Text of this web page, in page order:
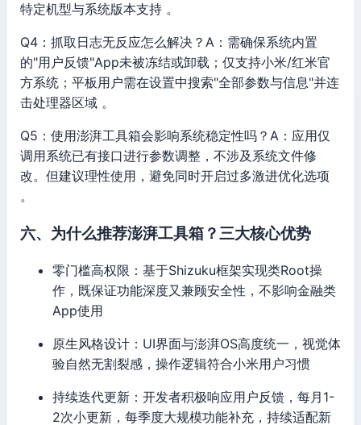
特定机型与系统版本支持 。
Q4：抓取日志无反应怎么解决？A：需确保系统内置
的"用户反馈"App未被冻结或卸载；仅支持小米/红米官
方系统；平板用户需在设置中搜索"全部参数与信息"并连
击处理器区域 。
Q5：使用澎湃工具箱会影响系统稳定性吗？A：应用仅
调用系统已有接口进行参数调整，不涉及系统文件修
改。但建议理性使用，避免同时开启过多激进优化选项
。
六、为什么推荐澎湃工具箱？三大核心优势
零门槛高权限：基于Shizuku框架实现类Root操
作，既保证功能深度又兼顾安全性，不影响金融类
App使用
原生风格设计：UI界面与澎湃OS高度统一，视觉体
验自然无割裂感，操作逻辑符合小米用户习惯
持续迭代更新：开发者积极响应用户反馈，每月1-
2次小更新，每季度大规模功能补充，持续适配新